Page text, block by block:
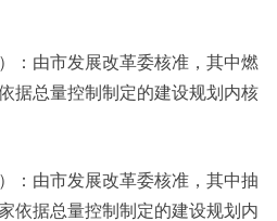
由市发展改革委核准，其中燃
据总量控制制定的建设规划内核
由市发展改革委核准，其中抽
依据总量控制制定的建设规划内